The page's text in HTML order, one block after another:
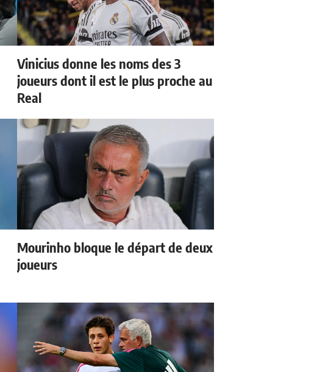
Vinicius donne les noms des 3
joueurs dont il est le plus proche au
Real
Mourinho bloque le départ de deux
joueurs